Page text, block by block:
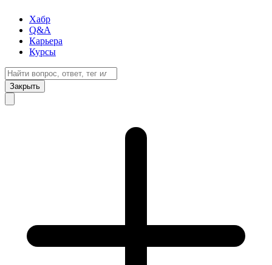
Хабр
Q&A
Карьера
Курсы
Закрыть